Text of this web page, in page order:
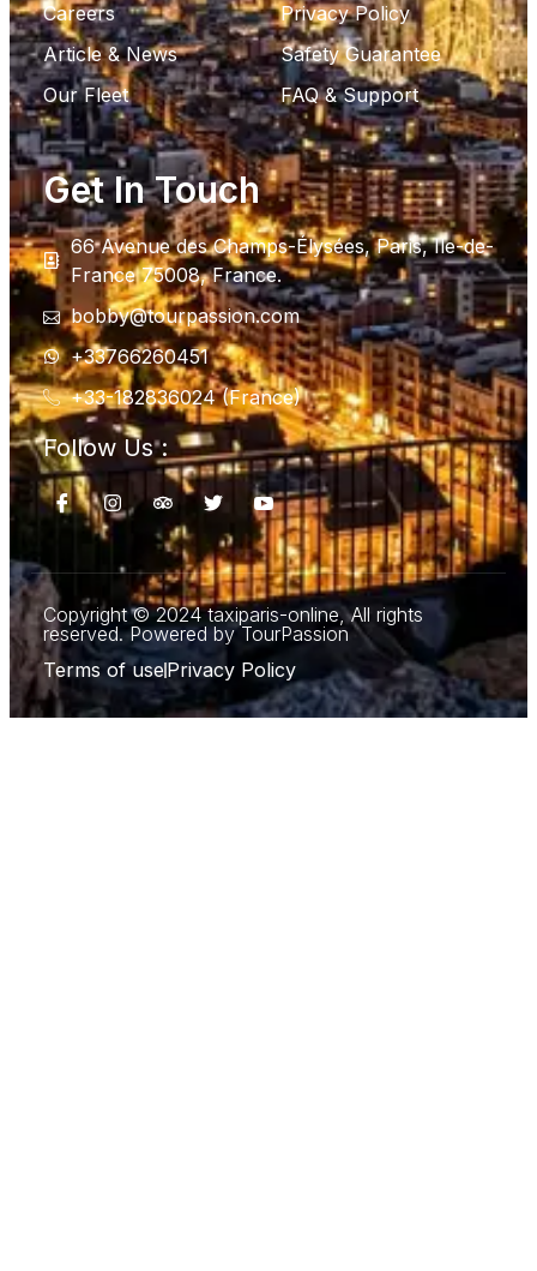
Careers
Article & News
Our Fleet
Privacy Policy
Safety Guarantee
FAQ & Support
Get In Touch
66 Avenue des Champs-Élysées, Paris, Ile-de-
France 75008, France.
bobby@tourpassion.com
+33766260451
+33-182836024 (France)
Follow Us :
Copyright © 2024 taxiparis-online, All rights
reserved. Powered by TourPassion
Terms of usePrivacy Policy